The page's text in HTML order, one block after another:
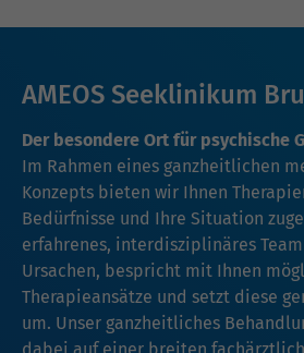
AMEOS Seeklinikum
Der besondere Ort für psychische
Im Rahmen eines ganzheitlichen
Konzepts bieten wir Ihnen
Bedürfnisse und Ihre Situation
erfahrenes, interdisziplinäres
Ursachen, bespricht mit Ihnen
Therapieansätze und setzt diese
um. Unser ganzheitliches
dabei auf einer breiten